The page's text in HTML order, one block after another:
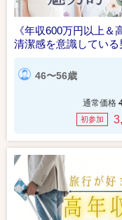
《年収600万円以上＆
清潔感を意識している
46〜56歳
通常価格
初参加